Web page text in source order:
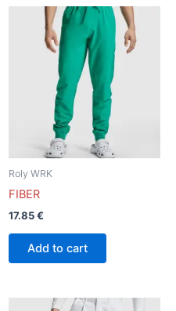
Roly WRK
FIBER
17.85€
Add to cart
Este
producto
tiene
múltiples
variantes.
Las
opciones
se
página
de